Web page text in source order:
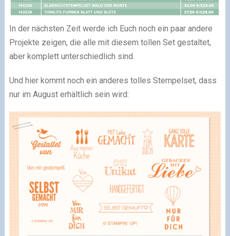
In der nächsten Zeit werde ich Euch noch ein paar andere
Projekte zeigen, die alle mit diesem tollen Set gestaltet,
aber komplett unterschiedlich sind.
Und hier kommt noch ein anderes tolles Stempelset, dass
nur im August erhältlich sein wird: